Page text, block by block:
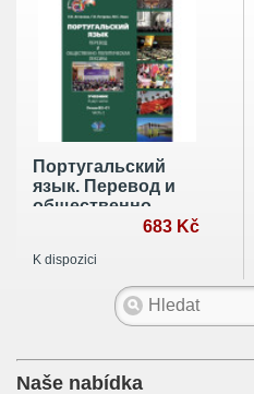
Португальский
язык. Перевод и
общественно-
политическая
В двух частях :
уровни В2–С1.
683 Kč
K dispozici
Naše nabídka